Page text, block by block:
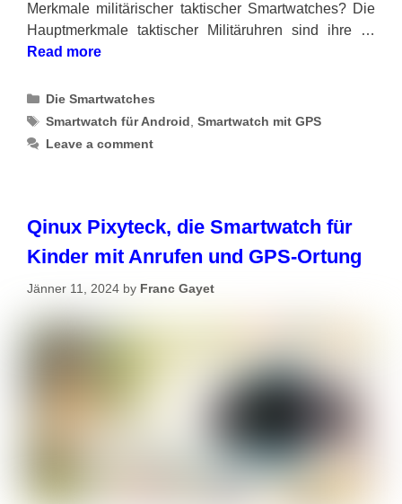
Merkmale militärischer taktischer Smartwatches? Die
Hauptmerkmale taktischer Militäruhren sind ihre …
Read more
Categories
Die Smartwatches
Tags
Smartwatch für Android,Smartwatch mit GPS
Leave a comment
Qinux Pixyteck, die Smartwatch für
Kinder mit Anrufen und GPS-Ortung
Jänner 11, 2024 by Franc Gayet